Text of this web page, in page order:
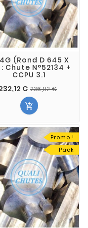
(Rond D 645 X
Chute N°52134 +
CCPU 3.1
€ 236,92 €

Promo !
Pack